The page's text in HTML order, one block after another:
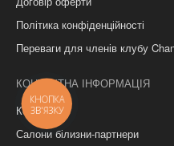
Політика конфіденційності
Переваги для членів клубу
КОНТАКТНА ІНФОРМАЦІЯ
Контакти
Салони білизни-партнери
КНОПКА
ЗВ'ЯЗКУ